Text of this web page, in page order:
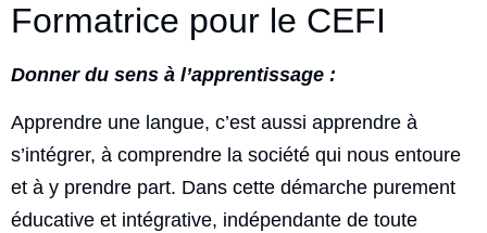
Formatrice pour le CEFI
Donner du sens à l’apprentissage :
Apprendre une langue, c’est aussi apprendre à
s’intégrer, à comprendre la société qui nous entoure
et à y prendre part. Dans cette démarche purement
éducative et intégrative, indépendante de toute